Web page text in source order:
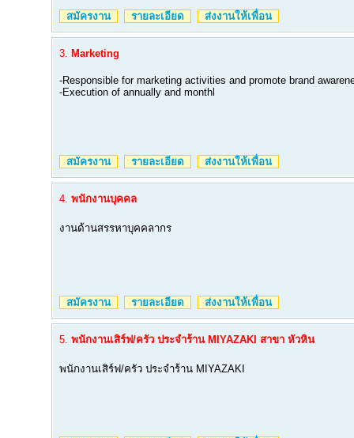
สมัครงาน รายละเอียด ส่งงานให้เพื่อน
3. Marketing
-Responsible for marketing activities and promote brand
-Execution of annually and monthl
สมัครงาน รายละเอียด ส่งงานให้เพื่อน
4. พนักงานบุคคล
งานด้านสรรหาบุคคลากร
สมัครงาน รายละเอียด ส่งงานให้เพื่อน
5. พนักงานเสิร์ฟ/ครัว ประจำร้าน MIYAZAKI สาขา หัวหิน
พนักงานเสิร์ฟ/ครัว ประจำร้าน MIYAZAKI